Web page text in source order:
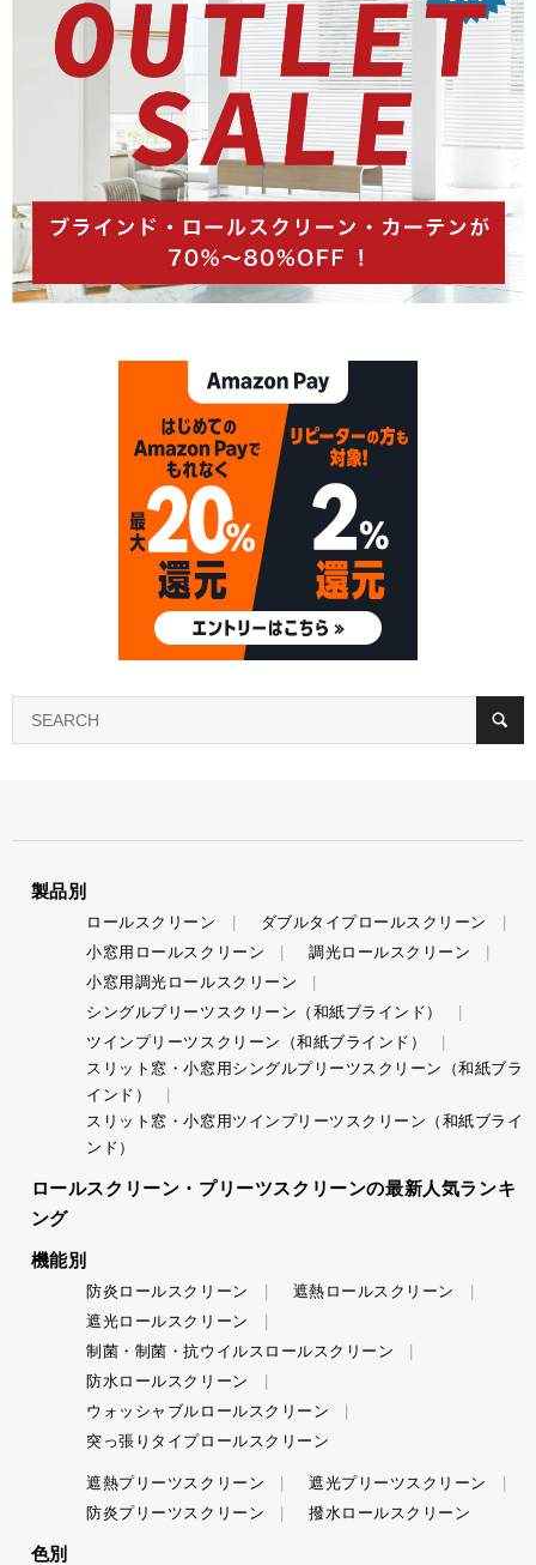
製品別
ロールスクリーン
ダブルタイプロールスクリーン
小窓用ロールスクリーン
調光ロールスクリーン
小窓用調光ロールスクリーン
シングルプリーツスクリーン（和紙ブラインド）
ツインプリーツスクリーン（和紙ブラインド）
スリット窓・小窓用シングルプリーツスクリーン（和紙ブラ
インド）
スリット窓・小窓用ツインプリーツスクリーン（和紙ブライ
ンド）
ロールスクリーン・プリーツスクリーンの最新人気ランキ
ング
機能別
防炎ロールスクリーン
遮熱ロールスクリーン
遮光ロールスクリーン
制菌・制菌・抗ウイルスロールスクリーン
防水ロールスクリーン
ウォッシャブルロールスクリーン
突っ張りタイプロールスクリーン
遮熱プリーツスクリーン
遮光プリーツスクリーン
防炎プリーツスクリーン
撥水ロールスクリーン
色別